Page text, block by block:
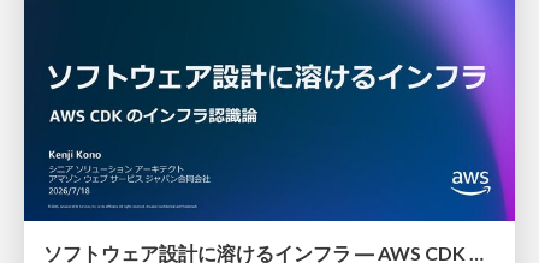
ソフトウェア設計に溶けるインフラ ― AWS CDK のインフラ認識論